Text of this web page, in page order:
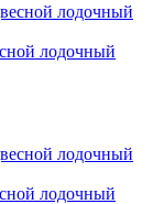
лодочный
лодочный